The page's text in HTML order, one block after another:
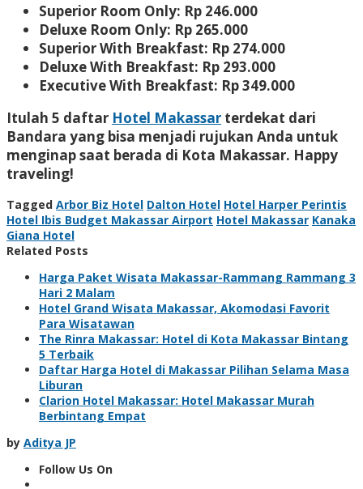
Superior Room Only: Rp 246.000
Deluxe Room Only: Rp 265.000
Superior With Breakfast: Rp 274.000
Deluxe With Breakfast: Rp 293.000
Executive With Breakfast: Rp 349.000
Itulah 5 daftar Hotel Makassar terdekat dari
Bandara yang bisa menjadi rujukan Anda untuk
menginap saat berada di Kota Makassar. Happy
traveling!
Tagged Arbor Biz Hotel Dalton Hotel Hotel Harper Perintis
Hotel Ibis Budget Makassar Airport Hotel Makassar Kanaka
Giana Hotel
Related Posts
Harga Paket Wisata Makassar-Rammang Rammang 3
Hari 2 Malam
Hotel Grand Wisata Makassar, Akomodasi Favorit
Para Wisatawan
The Rinra Makassar: Hotel di Kota Makassar Bintang
5 Terbaik
Daftar Harga Hotel di Makassar Pilihan Selama Masa
Liburan
Clarion Hotel Makassar: Hotel Makassar Murah
Berbintang Empat
by Aditya JP
Follow Us On